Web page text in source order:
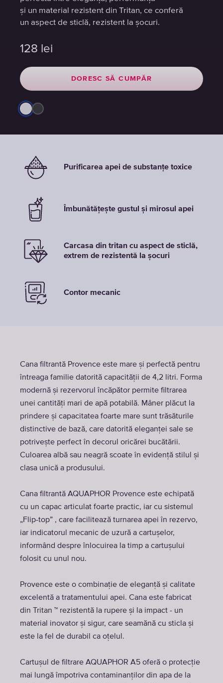
și un material rezistent din Tritan, ce conferă
un aspect de sticlă, rezistent la șocuri.
128 lei
DORESC SĂ CUMPĂR
și un material rezistent din Tritan, ce conferă
un aspect de sticlă, rezistent la șocuri.
128 lei
DORESC SĂ CUMPĂR
și un material rezistent din Tritan, ce conferă
un aspect de sticlă, rezistent la șocuri.
128 lei
DORESC SĂ CUMPĂR
Purificarea apei de substanțe toxice
Îmbunătățește gustul și mirosul apei
Carcasa din tritan cu aspect de sticlă,
extrem de rezistentă la șocuri
Contor mecanic
Cana filtrantă Provence este mare și perfectă pentru
întreaga familie datorită capacității de 4,2 litri. Forma
modernă și rezervorul încăpător permite filtrarea
unei cantități mari de apă potabilă. Mâner plăcut la
prindere și capacitatea foarte mare sunt trăsăturile
distinctive de bază, care datorită eleganței sale se
potrivește perfect în decorul oricărei bucătării.
Culoarea albă sau neagră scoate în evidență stilul și
clasa unică a produsului.
Cana filtrantă AQUAPHOR Provence este echipată
cu un capac articulat foarte practic, iar cu sistemul
„Flip-top” , care facilitează turnarea apei în rezervo,
iar indicatorul mecanic de uzură a cartușelor,
informând despre înlocuirea la timp a cartușului
folosit cu unul nou.
Provence este o combinație de eleganță și calitate
excelentă a tratamentului apei. Cana este fabricat
din Tritan ™ rezistentă la rupere și la impact - un
material inovator și sigur, care seamănă cu sticla și
este la fel de durabil ca oțelul.
Cartușul de filtrare AQUAPHOR A5 oferă o protecție
mai lungă împotriva contaminanților din apa de la